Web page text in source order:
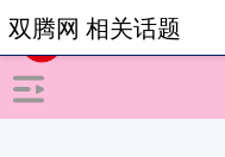
双腾网 相关话题